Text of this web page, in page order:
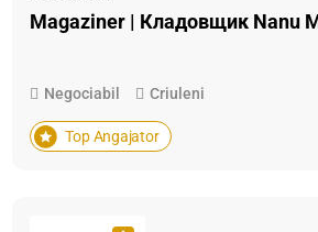
Magaziner | Кладовщик Nanu
Negociabil Criuleni
Top Angajator